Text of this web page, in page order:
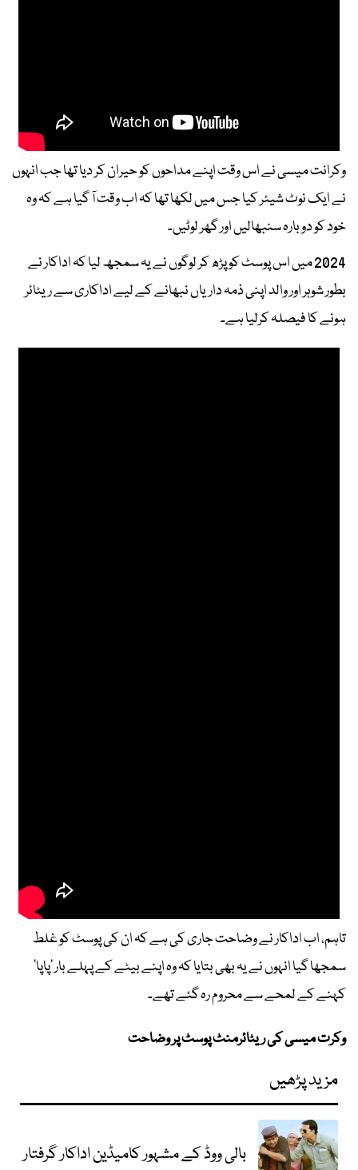
وکرانت میسی نے اس وقت اپنے مداحوں کو حیران کر دیا تھا جب انہوں
نے ایک نوٹ شیئر کیا جس میں لکھا تھا کہ اب وقت آ گیا ہے کہ وہ
خود کو دوبارہ سنبھالیں اور گھر لوٹیں۔
2024 میں اس پوسٹ کو پڑھ کر لوگوں نے یہ سمجھ لیا کہ اداکار نے
بطور شوہر اور والد اپنی ذمہ داریاں نبھانے کے لیے اداکاری سے ریٹائر
ہونے کا فیصلہ کرلیا ہے۔
تاہم، اب اداکار نے وضاحت جاری کی ہے کہ ان کی پوسٹ کو غلط
سمجھا گیا انہوں نے یہ بھی بتایا کہ وہ اپنے بیٹے کے پہلے بار ‘پاپا’
کہنے کے لمحے سے محروم رہ گئے تھے۔
وکرت میسی کی ریٹائرمنٹ پوسٹ پر وضاحت
مزید پڑھیں
بالی ووڈ کے مشہور کامیڈین اداکار گرفتار